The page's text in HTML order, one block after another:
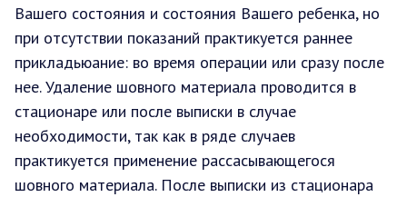
Вашего состояния и состояния Вашего ребенка, но
при отсутствии показаний практикуется раннее
прикладьюание: во время операции или сразу после
нее. Удаление шовного материала проводится в
стационаре или после выписки в случае
необходимости, так как в ряде случаев
практикуется применение рассасывающегося
шовного материала. После выписки из стационара